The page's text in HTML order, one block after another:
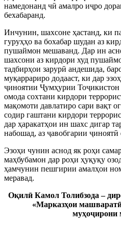
намедонанд чӣ амалро иҷро
бехабаранд.
Инчунин, шахсоне ҳастанд, ки
гуруҳҳо ва бохабар шудан аз
пушаймон мешаванд. Дар ин
шахсони аз кирдори худ
тадбирҳои зарурӣ андешида,
муқаррариро додааст, ки дар
ҷиноятии Ҷумҳурии
омода сохтани кирдори
мақомоти давлатиро сари вақт
содир гаштани кирдори
дар ҳаракатҳои ин шахс дигар
набошад, аз ҷавобгарии
Эзоҳи чунин аснод як роҳи
маҳбубамон дар роҳи ҳуқуқу
ҳамчунин пешгирии амалҳои
меравад.
Оқилӣ Камол Толибзода –
«Марказҳои
муҳоҷирони